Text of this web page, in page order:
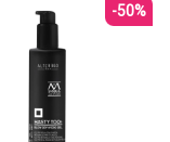
-50%